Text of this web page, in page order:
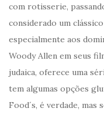
com rotisserie,
considerado um
especialmente aos
Woody Allen em seus
judaica, oferece uma
tem algumas opções
Food´s, é verdade,